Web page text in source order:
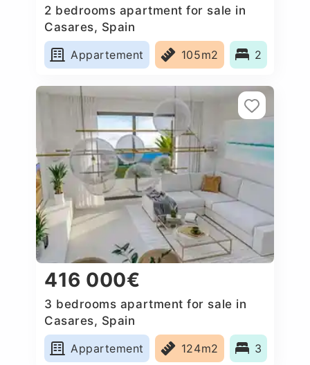
2 bedrooms apartment for sale in
Casares, Spain
Appartement
105m2 2
416 000€
3 bedrooms apartment for sale in
Casares, Spain
Appartement
124m2 3